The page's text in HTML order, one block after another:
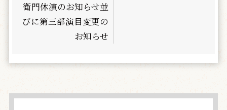
衛門休演のお知らせ並
びに第三部演目変更の
お知らせ